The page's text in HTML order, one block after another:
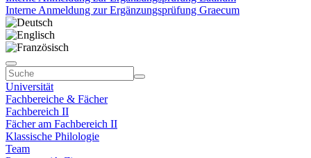
Interne Anmeldung zur Ergänzungsprüfung Graecum
Universität
Fachbereiche & Fächer
Fachbereich II
Fächer am Fachbereich II
Klassische Philologie
Team